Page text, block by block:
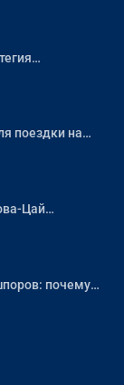
поездки на…
Цай…
почему…